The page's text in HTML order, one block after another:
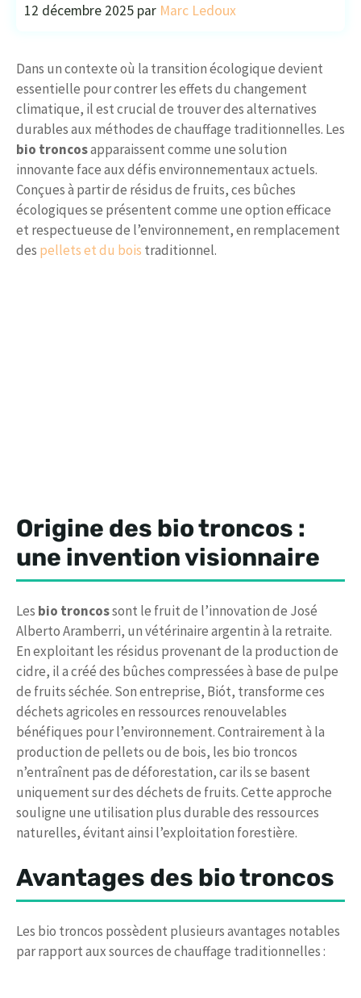
12 décembre 2025 par Marc Ledoux
Dans un contexte où la transition écologique devient
essentielle pour contrer les effets du changement
climatique, il est crucial de trouver des alternatives
durables aux méthodes de chauffage traditionnelles. Les
bio troncosapparaissent comme une solution
innovante face aux défis environnementaux actuels.
Conçues à partir de résidus de fruits, ces bûches
écologiques se présentent comme une option efficace
et respectueuse de l’environnement, en remplacement
des pellets et du bois traditionnel.
Origine des bio troncos :
une invention visionnaire
Les bio troncossont le fruit de l’innovation de José
Alberto Aramberri, un vétérinaire argentin à la retraite.
En exploitant les résidus provenant de la production de
cidre, il a créé des bûches compressées à base de pulpe
de fruits séchée. Son entreprise, Biót, transforme ces
déchets agricoles en ressources renouvelables
bénéfiques pour l’environnement. Contrairement à la
production de pellets ou de bois, les bio troncos
n’entraînent pas de déforestation, car ils se basent
uniquement sur des déchets de fruits. Cette approche
souligne une utilisation plus durable des ressources
naturelles, évitant ainsi l’exploitation forestière.
Avantages des bio troncos
Les bio troncos possèdent plusieurs avantages notables
par rapport aux sources de chauffage traditionnelles :